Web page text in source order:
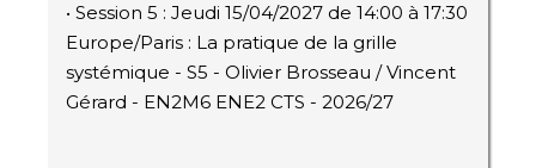
• Session 5 : Jeudi 15/04/2027 de 14:00 à 17:30
Europe/Paris : La pratique de la grille
systémique - S5 - Olivier Brosseau / Vincent
Gérard - EN2M6 ENE2 CTS - 2026/27